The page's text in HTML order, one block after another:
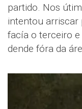
partido. Nos
intentou arriscar
facía o terceiro
dende fóra da